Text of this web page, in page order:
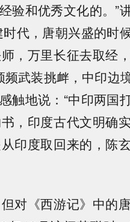
验和优秀文化的。”
代，唐朝兴盛的时
，万里长征去取经
武装挑衅，中印边
触地说：“中印两国
，印度古代文明确
印度取回来的，陈
对《西游记》中的